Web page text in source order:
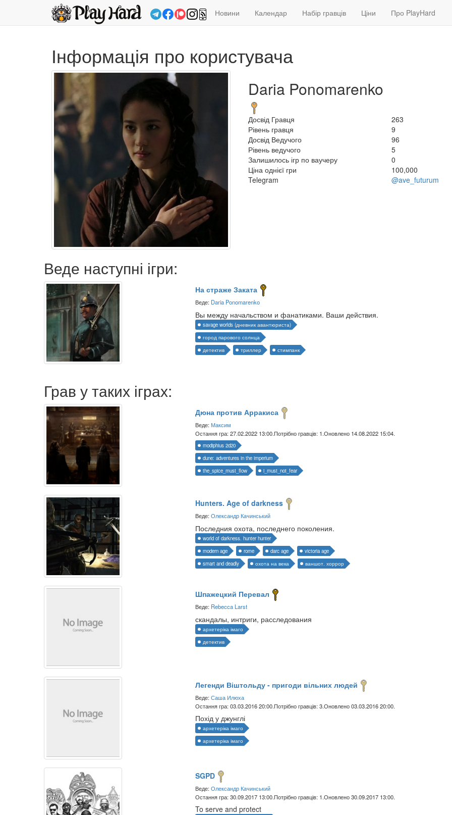
Новини Календар Набір гравців Ціни Про PlayHard
Інформація про користувача
Daria Ponomarenko
Досвід Гравця
263
Рівень гравця
9
Досвід Ведучого
96
Рівень ведучого
5
Залишилось ігр по ваучеру
0
Ціна однієї гри
100,000
Telegram
@ave_futurum
Веде наступні ігри:
На страже Заката
Веде: Daria Ponomarenko
Вы между начальством и фанатиками. Ваши действия.
savage worlds (дневник авантюриста)
город парового солнца
детектив
триллер стимпанк
Грав у таких іграх:
Дюна против Арракиса
Веде: Максим
Остання гра: 27.02.2022 13:00.Потрібно гравців: 1.Оновлено 14.08.2022 15:04.
modiphius 2d20
dune: adventures in the imperium
the_spice_must_flow
i_must_not_fear
Hunters. Age of darkness
Веде:Олександр Качинський
Последния охота, последнего поколения.
world of darkness. hunter hunter
modern age
rome darc age
victoria age
smart and deadly
охота на века ваншот. хоррор
Шпажецкий Перевал
Веде: Rebecca Larst
скандалы, интриги, расследования
архетеріка імаго
детектив
Легенди Віштольду - пригоди вільних людей
Веде:Саша Илюха
Остання гра: 03.03.2016 20:00.Потрібно гравців: 3.Оновлено 03.03.2016 20:00.
Похід у джунглі
архетеріка імаго
архетеріка імаго
SGPD
Веде:Олександр Качинський
Остання гра: 30.09.2017 13:00.Потрібно гравців: 1.Оновлено 30.09.2017 13:00.
To serve and protect